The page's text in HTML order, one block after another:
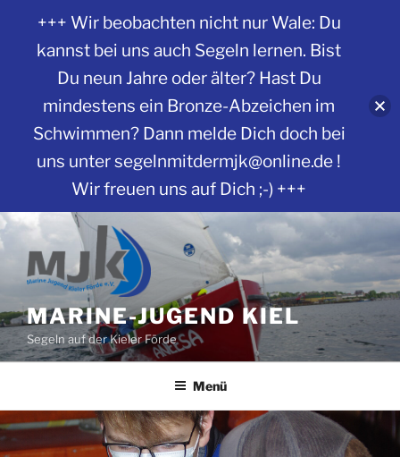
Zum
Inhalt
springen
MARINE-JUGEND KIEL
Segeln auf der Kieler Förde
Menü
+++ Wir beobachten nicht nur Wale: Du
kannst bei uns auch Segeln lernen. Bist
Du neun Jahre oder älter? Hast Du
mindestens ein Bronze-Abzeichen im
Schwimmen? Dann melde Dich doch bei
uns unter segelnmitdermjk@online.de !
Wir freuen uns auf Dich ;-) +++